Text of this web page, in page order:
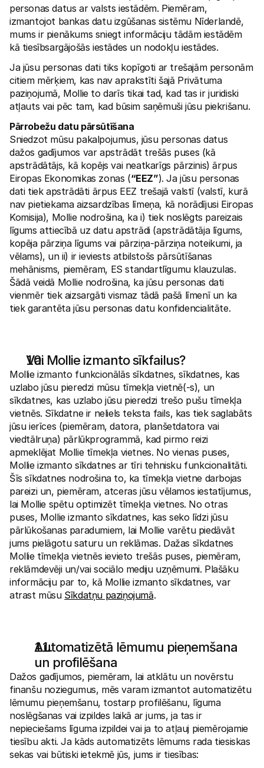
personas datus ar valsts iestādēm. Piemēram,
izmantojot bankas datu izgūšanas sistēmu Nīderlandē,
mums ir pienākums sniegt informāciju tādām iestādēm
kā tiesībsargājošās iestādes un nodokļu iestādes.
Ja jūsu personas dati tiks kopīgoti ar trešajām personām
citiem mērķiem, kas nav aprakstīti šajā Privātuma
paziņojumā, Mollie to darīs tikai tad, kad tas ir juridiski
atļauts vai pēc tam, kad būsim saņēmuši jūsu piekrišanu.
Pārrobežu datu pārsūtīšana
Sniedzot mūsu pakalpojumus, jūsu personas datus
dažos gadījumos var apstrādāt trešās puses (kā
apstrādātājs, kā kopējs vai neatkarīgs pārzinis) ārpus
Eiropas Ekonomikas zonas (“EEZ”). Ja jūsu personas
dati tiek apstrādāti ārpus EEZ trešajā valstī (valstī, kurā
nav pietiekama aizsardzības līmeņa, kā norādījusi Eiropas
Komisija), Mollie nodrošina, ka i) tiek noslēgts pareizais
līgums attiecībā uz datu apstrādi (apstrādātāja līgums,
kopēja pārziņa līgums vai pārziņa-pārziņa noteikumi, ja
vēlams), un ii) ir ieviests atbilstošs pārsūtīšanas
mehānisms, piemēram, ES standartlīgumu klauzulas.
Šādā veidā Mollie nodrošina, ka jūsu personas dati
vienmēr tiek aizsargāti vismaz tādā pašā līmenī un ka
tiek garantēta jūsu personas datu konfidencialitāte.
Vai Mollie izmanto sīkfailus?
Mollie izmanto funkcionālās sīkdatnes, sīkdatnes, kas
uzlabo jūsu pieredzi mūsu tīmekļa vietnē(-s), un
sīkdatnes, kas uzlabo jūsu pieredzi trešo pušu tīmekļa
vietnēs. Sīkdatne ir neliels teksta fails, kas tiek saglabāts
jūsu ierīces (piemēram, datora, planšetdatora vai
viedtālruņa) pārlūkprogrammā, kad pirmo reizi
apmeklējat Mollie tīmekļa vietnes. No vienas puses,
Mollie izmanto sīkdatnes ar tīri tehnisku funkcionalitāti.
Šīs sīkdatnes nodrošina to, ka tīmekļa vietne darbojas
pareizi un, piemēram, atceras jūsu vēlamos iestatījumus,
lai Mollie spētu optimizēt tīmekļa vietnes. No otras
puses, Mollie izmanto sīkdatnes, kas seko līdzi jūsu
pārlūkošanas paradumiem, lai Mollie varētu piedāvāt
jums pielāgotu saturu un reklāmas. Dažas sīkdatnes
Mollie tīmekļa vietnēs ievieto trešās puses, piemēram,
reklāmdevēji un/vai sociālo mediju uzņēmumi. Plašāku
informāciju par to, kā Mollie izmanto sīkdatnes, var
atrast mūsu Sīkdatņu paziņojumā.
Automatizētā lēmumu pieņemšana
un profilēšana
Dažos gadījumos, piemēram, lai atklātu un novērstu
finanšu noziegumus, mēs varam izmantot automatizētu
lēmumu pieņemšanu, tostarp profilēšanu, līguma
noslēgšanas vai izpildes laikā ar jums, ja tas ir
nepieciešams līguma izpildei vai ja to atļauj piemērojamie
tiesību akti. Ja kāds automatizēts lēmums rada tiesiskas
sekas vai būtiski ietekmē jūs, jums ir tiesības: